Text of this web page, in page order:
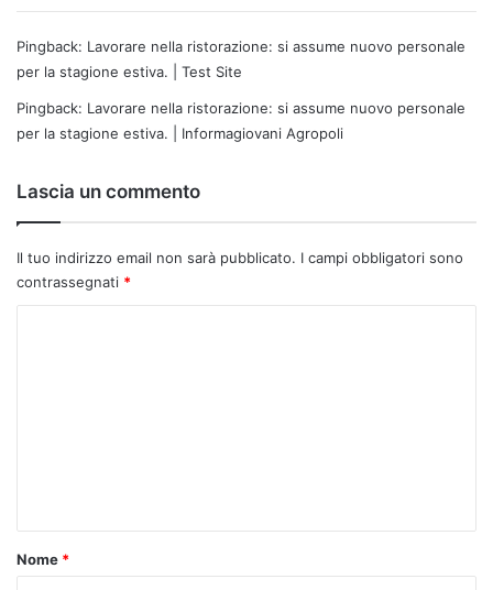
Pingback: Lavorare nella ristorazione: si assume nuovo personale
per la stagione estiva. | Test Site
Pingback: Lavorare nella ristorazione: si assume nuovo personale
per la stagione estiva. | Informagiovani Agropoli
Lascia un commento
Il tuo indirizzo email non sarà pubblicato. I campi obbligatori sono
contrassegnati *
o
Nome *